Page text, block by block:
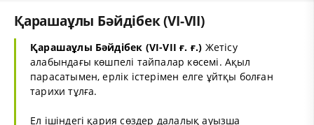
Қарашаұлы Бәйдібек (VI-VII)
Қарашаұлы Бәйдібек (VI-VII ғ. ғ.) Жетісу
алабындағы көшпелі тайпалар көсемі. Ақыл
парасатымен, ерлік істерімен елге ұйтқы болған
тарихи тұлға.
Ел ішіндегі қария сөздер далалық ауызша